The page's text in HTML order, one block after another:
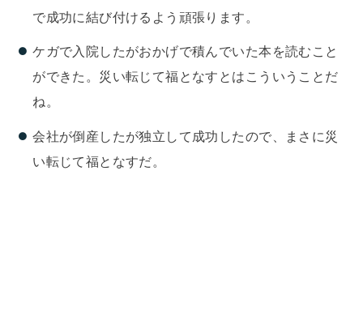
で成功に結び付けるよう頑張ります。
ケガで入院したがおかげで積んでいた本を読むこと
ができた。災い転じて福となすとはこういうことだ
ね。
会社が倒産したが独立して成功したので、まさに災
い転じて福となすだ。